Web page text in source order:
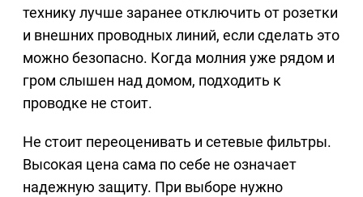
технику лучше заранее отключить от розетки
и внешних проводных линий, если сделать это
можно безопасно. Когда молния уже рядом и
гром слышен над домом, подходить к
проводке не стоит.
Не стоит переоценивать и сетевые фильтры.
Высокая цена сама по себе не означает
надежную защиту. При выборе нужно